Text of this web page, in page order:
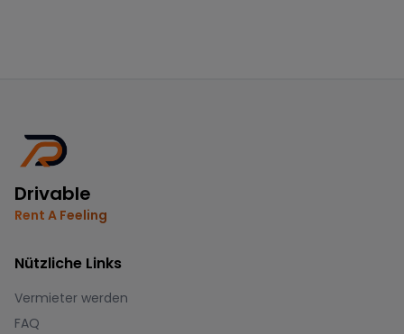
Drivable
Rent A Feeling
Nützliche Links
Vermieter werden
FAQ